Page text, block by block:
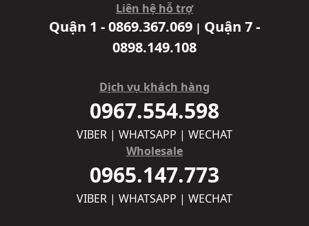
Liên hệ hỗ trợ
Quận 1 - 0869.367.069 | Quận 7 -
0898.149.108
Dịch vụ khách hàng
0967.554.598
VIBER | WHATSAPP | WECHAT
Wholesale
0965.147.773
VIBER | WHATSAPP | WECHAT